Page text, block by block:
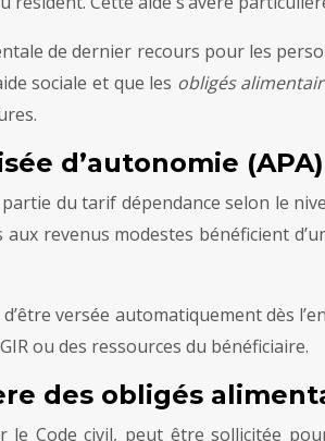
de dernier recours pour les
sociale et que les obligés
d’autonomie
du tarif dépendance selon le
revenus modestes bénéficient
versée automatiquement dès
ou des ressources du bénéficiaire.
des obligés
le Code civil, peut être sollicitée